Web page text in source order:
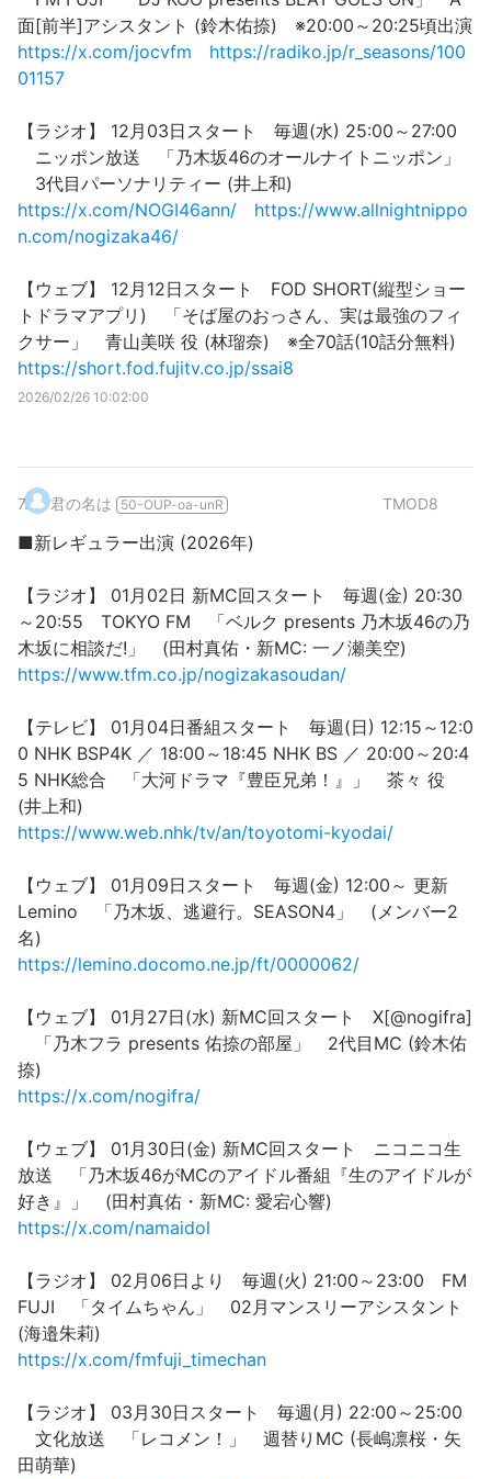
面[前半]アシスタント (鈴木佑捺) ※20:00～20:25頃出演
https://x.com/jocvfm
https://radiko.jp/r_seasons/100
01157
【ラジオ】 12月03日スタート 毎週(水) 25:00～27:00
ニッポン放送 「乃木坂46のオールナイトニッポン」
3代目パーソナリティー (井上和)
https://x.com/NOGI46ann/
https://www.allnightnippo
n.com/nogizaka46/
【ウェブ】 12月12日スタート FOD SHORT(縦型ショー
トドラマアプリ) 「そば屋のおっさん、実は最強のフィ
クサー」 青山美咲 役 (林瑠奈) ※全70話(10話分無料)
https://short.fod.fujitv.co.jp/ssai8
2026/02/26 10:02:00
7. 君の名は 50-OUP-oa-unR TMOD8
■新レギュラー出演 (2026年)
【ラジオ】 01月02日 新MC回スタート 毎週(金) 20:30
～20:55 TOKYO FM 「ベルク presents 乃木坂46の乃
木坂に相談だ!」 (田村真佑・新MC: 一ノ瀬美空)
https://www.tfm.co.jp/nogizakasoudan/
【テレビ】 01月04日番組スタート 毎週(日) 12:15～12:0
0 NHK BSP4K ／ 18:00～18:45 NHK BS ／ 20:00～20:4
5 NHK総合 「大河ドラマ『豊臣兄弟！』」 茶々 役
(井上和)
https://www.web.nhk/tv/an/toyotomi-kyodai/
【ウェブ】 01月09日スタート 毎週(金) 12:00～ 更新
Lemino 「乃木坂、逃避行。SEASON4」 (メンバー2
名)
https://lemino.docomo.ne.jp/ft/0000062/
【ウェブ】 01月27日(水) 新MC回スタート X[@nogifra]
「乃木フラ presents 佑捺の部屋」 2代目MC (鈴木佑
捺)
https://x.com/nogifra/
【ウェブ】 01月30日(金) 新MC回スタート ニコニコ生
放送 「乃木坂46がMCのアイドル番組『生のアイドルが
好き』」 (田村真佑・新MC: 愛宕心響)
https://x.com/namaidol
【ラジオ】 02月06日より 毎週(火) 21:00～23:00 FM
FUJI 「タイムちゃん」 02月マンスリーアシスタント
(海邉朱莉)
https://x.com/fmfuji_timechan
【ラジオ】 03月30日スタート 毎週(月) 22:00～25:00
文化放送 「レコメン！」 週替りMC (長嶋凛桜・矢
田萌華)